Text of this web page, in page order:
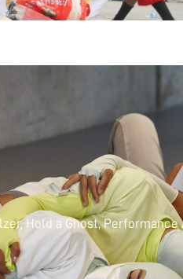
Hold a Ghost,